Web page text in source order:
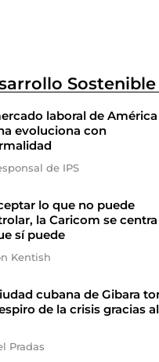
Sostenible
laboral de América
evoluciona con
de IPS
lo que no puede
la Caricom se
sí puede
Kentish
cubana de Gibara
de la crisis gracias al
Pradas